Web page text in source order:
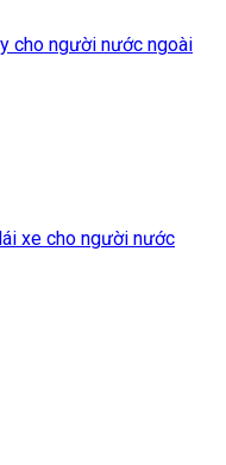
cho người nước ngoài
xe cho người nước